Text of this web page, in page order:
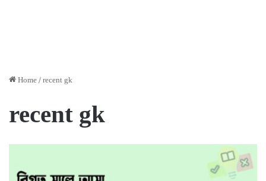
Home / recent gk
recent gk